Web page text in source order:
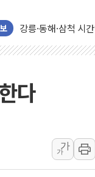
폐기물 수거하다
서울 중랑구 주택
여수 오동도 인근
추미애, '위안부' 피
인천서 말다툼 중
'화합' 꺼낸 김민석
다
가
가